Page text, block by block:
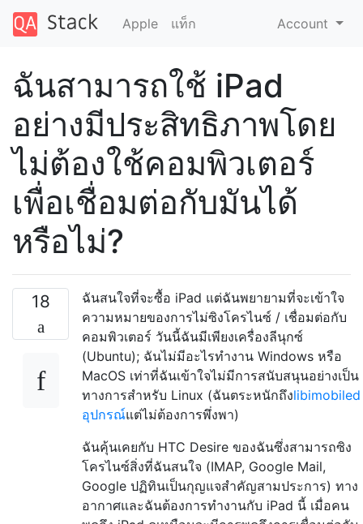
Apple แท็ก Account
ฉันสามารถใช้ iPad
อย่างมีประสิทธิภาพโดย
ไม่ต้องใช้คอมพิวเตอร์
เพื่อเชื่อมต่อกับมันได้
หรือไม่?
18
ฉันสนใจที่จะซื้อ iPad แต่ฉันพยายามที่จะเข้าใจ
ความหมายของการไม่ซิงโครไนซ์ / เชื่อมต่อกับ
คอมพิวเตอร์ วันนี้ฉันมีเพียงเครื่องลีนุกซ์
(Ubuntu); ฉันไม่มีอะไรทำงาน Windows หรือ
MacOS เท่าที่ฉันเข้าใจไม่มีการสนับสนุนอย่างเป็น
ทางการสำหรับ Linux (ฉันตระหนักถึงlibimobiled
อุปกรณ์แต่ไม่ต้องการพึ่งพา)
ฉันคุ้นเคยกับ HTC Desire ของฉันซึ่งสามารถซิง
โครไนซ์สิ่งที่ฉันสนใจ (IMAP, Google Mail,
Google ปฏิทินเป็นกุญแจสำคัญสามประการ) ทาง
อากาศและฉันต้องการทำงานกับ iPad นี้ เมื่อคน